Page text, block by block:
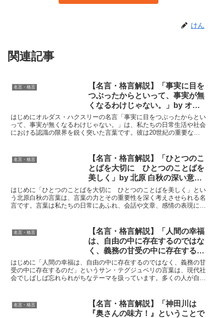
けん
関連記事
名言・格言
【名言・格言解説】「事実に目を
つぶったからといって、事実が無
くなるわけじゃない。」by オル
ダス・ハクスリーの深い意味と得
られる教訓
はじめにオルダス・ハクスリーの名言「事実に目をつぶったからとい
って、事実が無くなるわけじゃない。」は、私たちの日常生活や社会
における認識の限界を鋭く突いた言葉です。彼は20世紀の重要な思
名言・格言
【名言・格言解説】「ひとつのこ
とばを大切に ひとつのことばを
美しく」by 北原 白秋の深い意味
と得られる教訓
はじめに「ひとつのことばを大切に ひとつのことばを美しく」とい
う北原白秋の言葉は、言葉の力とその重要性を深く考えさせられる名
言です。言葉は私たちの日常にあふれ、会話や文章、感情の表現に欠
名言・格言
【名言・格言解説】「人間の幸福
は、自由の中に存在するのではな
く、義務の甘受の中に存在するの
だ」by サン・テグジュペリの深
い意味と得られる教訓
はじめに「人間の幸福は、自由の中に存在するのではなく、義務の甘
受の中に存在するのだ」というサン・テグジュペリの言葉は、現代社
会でしばしば忘れられがちなテーマを扱っています。多くの人が自由
名言・格言
【名言・格言解説】「神田川は
『奥さんの味方！』ということで